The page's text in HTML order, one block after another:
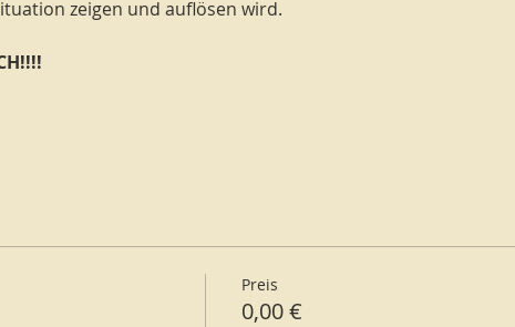
zeigen und auflösen wird.
Preis
0,00 €